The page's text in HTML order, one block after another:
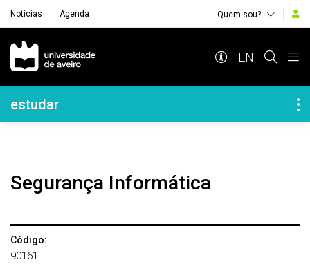
Notícias Agenda Quem sou?
Navegação Principal
EN
Navegação Lateral
estudar
Segurança Informática
Código:
90161